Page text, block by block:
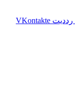
‫رددیت ‫VKontakte